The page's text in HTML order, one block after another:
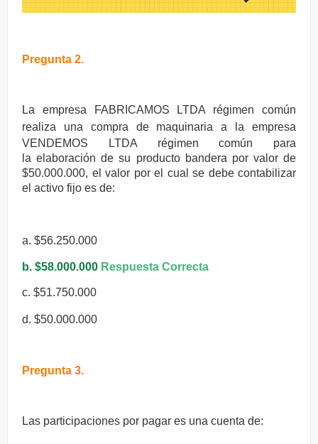
Pregunta 2.
La empresa FABRICAMOS LTDA régimen común
realiza una compra de maquinaria a la empresa
VENDEMOS LTDA régimen común para
laelaboración de su producto bandera por valor de
$50.000.000, el valor por el cual se debe contabilizar
el activo fijo es de:
a. $56.250.000
b. $58.000.000 Respuesta Correcta
c. $51.750.000
d. $50.000.000
Pregunta 3.
Las participaciones por pagar es una cuenta de: